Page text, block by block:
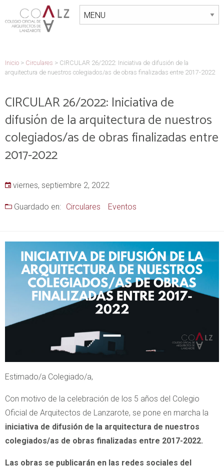
Inicio > Circulares > CIRCULAR 26/2022: Iniciativa de difusión de la
arquitectura de nuestros colegiados/as de obras finalizadas entre 2017-2022
CIRCULAR 26/2022: Iniciativa de
difusión de la arquitectura de nuestros
colegiados/as de obras finalizadas entre
2017-2022
viernes, septiembre 2, 2022
Guardado en: Circulares Eventos
Estimado/a Colegiado/a,
Con motivo de la celebración de los 5 años del Colegio
Oficial de Arquitectos de Lanzarote, se pone en marcha la
iniciativa de difusión de la arquitectura de nuestros
colegiados/as de obras finalizadas entre 2017-2022.
Las obras se publicarán en las redes sociales del